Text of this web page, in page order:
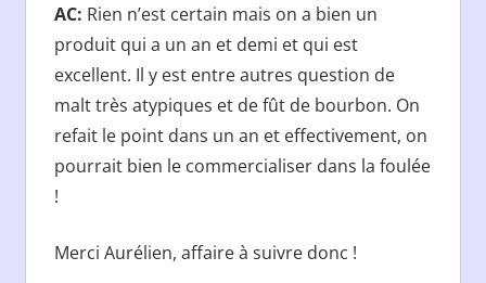
AC: Rien n’est certain mais on a bien un
produit qui a un an et demi et qui est
excellent. Il y est entre autres question de
malt très atypiques et de fût de bourbon. On
refait le point dans un an et effectivement, on
pourrait bien le commercialiser dans la foulée
!
Merci Aurélien, affaire à suivre donc !